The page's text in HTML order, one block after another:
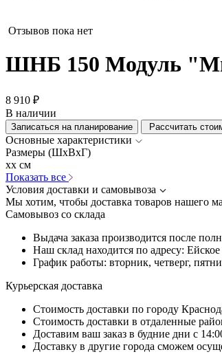
Отзывов пока нет
ШНБ 150 Модуль
8 910 ₽
В наличии
Записаться на планирование Рассчитать
Основные характеристики
Размеры (ШхВхГ)
xx см
Показать все
Условия доставки и самовывоза
Мы хотим, чтобы доставка товаров нашего
Самовывоз со склада
Выдача заказа производится после
Наш склад находится по адресу:
График работы: вторник, четверг,
Курьерская доставка
Стоимость доставки по городу
Стоимость доставки в отдаленные
Доставим ваш заказ в будние дни с
Доставку в другие города сможем